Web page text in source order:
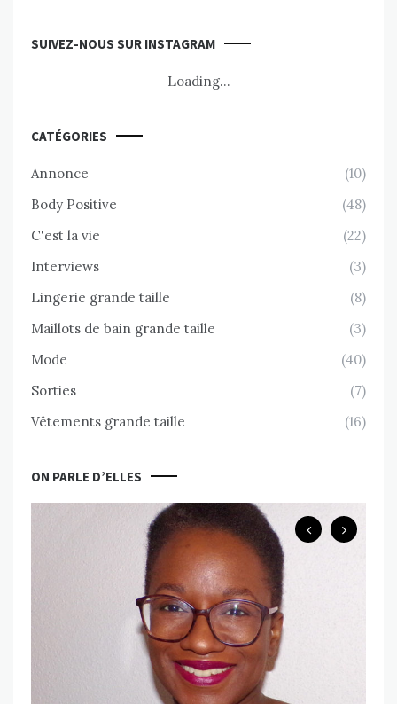
SUIVEZ-NOUS SUR INSTAGRAM
Loading...
CATÉGORIES
Annonce
(10)
Body Positive
(48)
C'est la vie
(22)
Interviews
(3)
Lingerie grande taille
(8)
Maillots de bain grande taille
(3)
Mode
(40)
Sorties
(7)
Vêtements grande taille
(16)
ON PARLE D’ELLES